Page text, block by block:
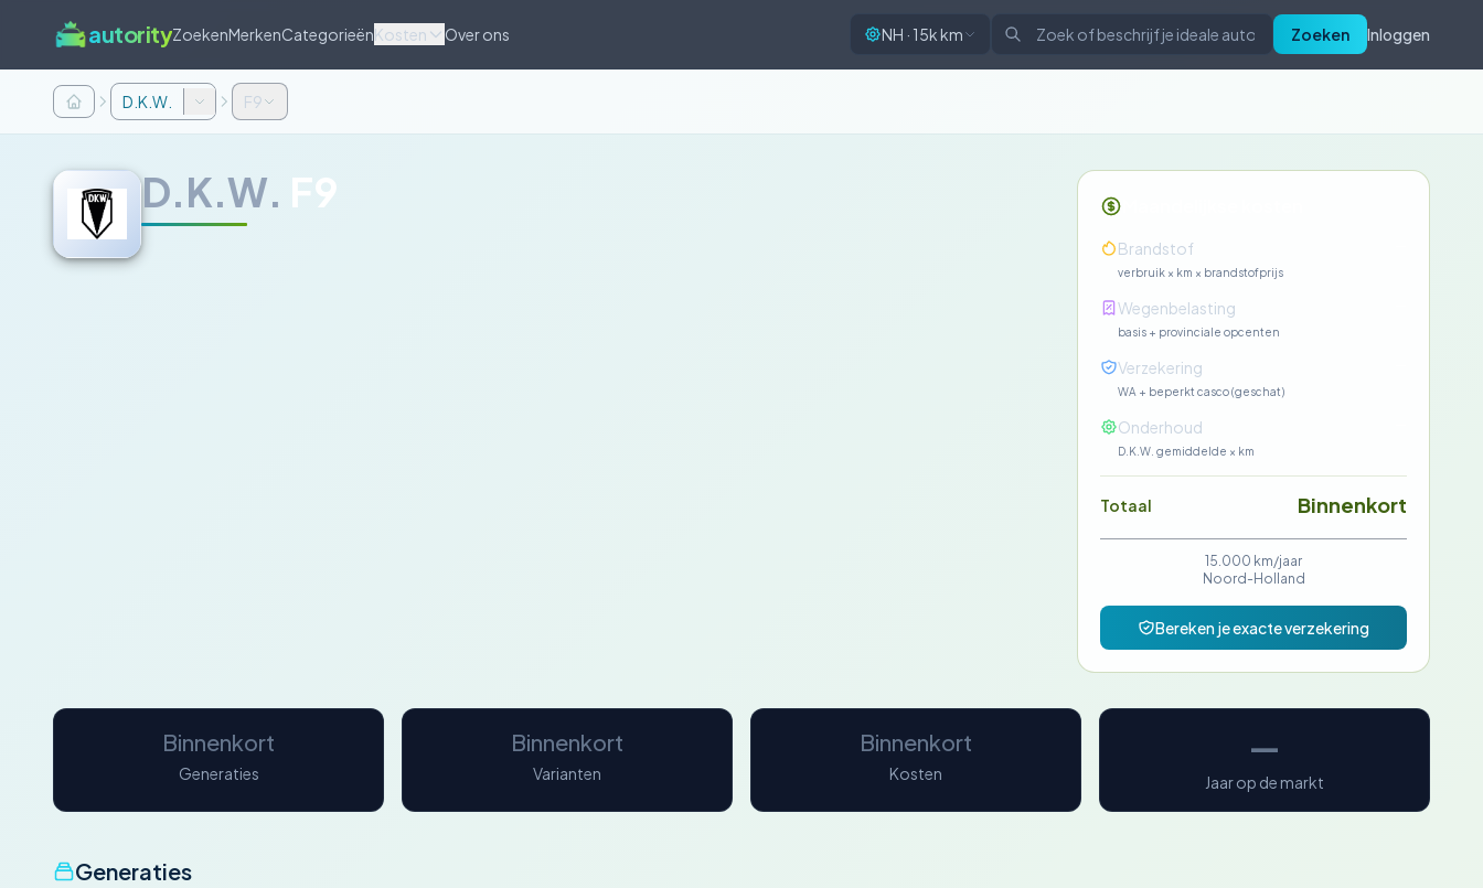
autorityZoekenMerkenCategorieënKosten Over ons NH · 15k km Zoeken Inloggen
D.K.W. F9
D.K.W. F9
Brandstof
verbruik × km × brandstofprijs
Wegenbelasting
basis + provinciale opcenten
Verzekering
WA + beperkt casco (geschat)
Onderhoud
D.K.W. gemiddelde × km
Totaal Binnenkort
15.000 km/jaar
Noord-Holland
Bereken je exacte verzekering
Binnenkort
Generaties
Binnenkort
Varianten
Binnenkort
Kosten
—
Jaar op de markt
Generaties